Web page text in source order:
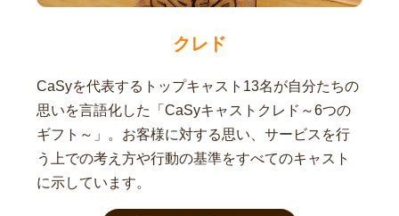
クレド
CaSyを代表するトップキャスト13名が自分たちの
思いを言語化した「CaSyキャストクレド～6つの
ギフト～」。お客様に対する思い、サービスを行
う上での考え方や行動の基準をすべてのキャスト
に示しています。